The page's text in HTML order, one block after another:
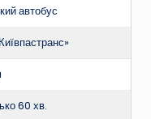
автобус
60 хв.